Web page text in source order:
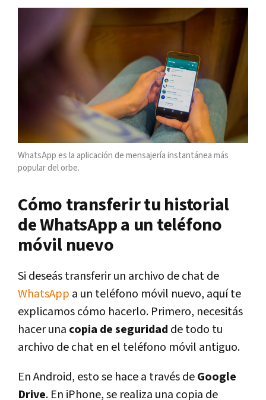
WhatsApp es la aplicación de mensajería instantánea más
popular del orbe.
Cómo transferir tu historial
de WhatsApp a un teléfono
móvil nuevo
Si deseás transferir un archivo de chat de
WhatsApp a un teléfono móvil nuevo, aquí te
explicamos cómo hacerlo. Primero, necesitás
hacer una copia de seguridad de todo tu
archivo de chat en el teléfono móvil antiguo.
En Android, esto se hace a través deGoogle
Drive. En iPhone, se realiza una copia de